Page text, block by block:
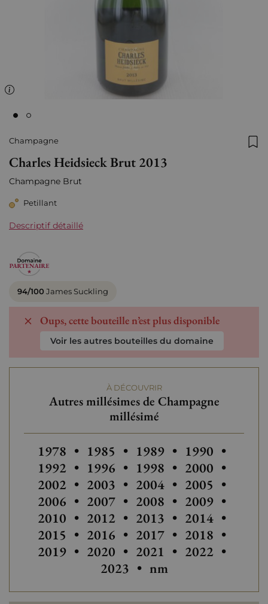
Champagne
Charles Heidsieck Brut 2013
Champagne Brut
Petillant
Descriptif détaillé
94/100 James Suckling
Oups, cette bouteille n’est plus disponible
Voir les autres bouteilles du domaine
À DÉCOUVRIR
Autres millésimes de Champagne
millésimé
Autres millésimes de Champagne
1978 • Autres millésimes de
1985 • Autres millésimes de
1989 • Autres
1990 •
1992 • 1996 • Autres millésimes de
1998 • Autres
2000 •
2002 • Autres millésimes de
2003 • 2004 • 2005 •
2006 • 2007 • 2008 • 2009 •
2010 • 2012 • 2013 • 2014 •
2015 • 2016 • 2017 • 2018 •
2019 • 2020 • Autres millésimes de
2021 • Autres
2022 •
2023 • Autres millésimes de
nm